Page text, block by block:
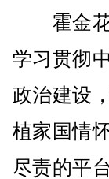
霍金花
学习贯彻
政治建设
植家国情
尽责的平